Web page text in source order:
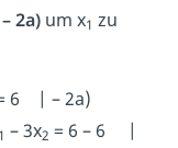
2a)um x1 zu
6 | – 2a)
1 – 3x2 = 6 – 6 |